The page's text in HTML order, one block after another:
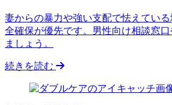
妻からの暴力や強い支配で怯えてい
全確保が優先です。男性向け相談窓
ましょう。
続きを読む